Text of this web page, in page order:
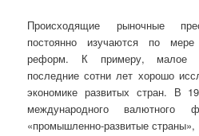
Происходящие рыночные
постоянно изучаются по мере
реформ. К примеру, малое
последние сотни лет хорошо
экономике развитых стран. В
международного валютного
«промышленно-развитые